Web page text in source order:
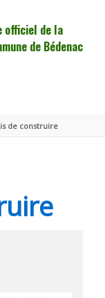
officiel de la
de Bédenac
de construire